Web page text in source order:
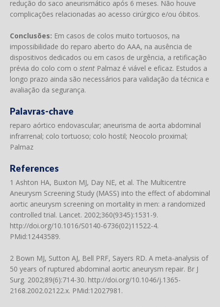
redução do saco aneurismático após 6 meses. Não houve
complicações relacionadas ao acesso cirúrgico e/ou óbitos.
Conclusões: Em casos de colos muito tortuosos, na
impossibilidade do reparo aberto do AAA, na ausência de
dispositivos dedicados ou em casos de urgência, a retificação
prévia do colo com o stent Palmaz é viável e eficaz. Estudos a
longo prazo ainda são necessários para validação da técnica e
avaliação da segurança.
Palavras-chave
reparo aórtico endovascular; aneurisma de aorta abdominal
infrarrenal; colo tortuoso; colo hostil; Neocolo proximal;
Palmaz
References
1 Ashton HA, Buxton MJ, Day NE, et al. The Multicentre
Aneurysm Screening Study (MASS) into the effect of abdominal
aortic aneurysm screening on mortality in men: a randomized
controlled trial. Lancet. 2002;360(9345):1531-9.
http://doi.org/10.1016/S0140-6736(02)11522-4.
PMid:12443589.
2 Bown MJ, Sutton AJ, Bell PRF, Sayers RD. A meta-analysis of
50 years of ruptured abdominal aortic aneurysm repair. Br J
Surg. 2002;89(6):714-30. http://doi.org/10.1046/j.1365-
2168.2002.02122.x. PMid:12027981.